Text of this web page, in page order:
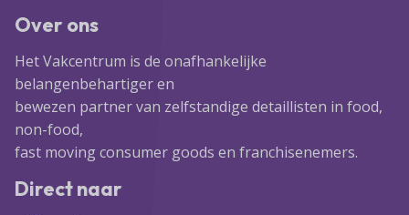
Over ons
Het Vakcentrum is de onafhankelijke
belangenbehartiger en
bewezen partner van zelfstandige detaillisten in food,
non-food,
fast moving consumer goods en franchisenemers.
Direct naar